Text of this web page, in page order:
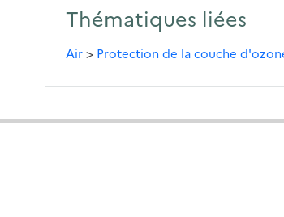
Thématiques liées
Air> Protection de la couche